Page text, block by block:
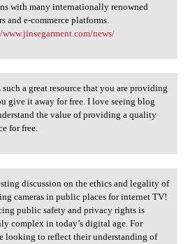
with many internationally renowned
and e-commerce platforms.
news/
a great resource
such a great resource that you are providing
give it away for free. I love seeing blog
the value of providing a quality
for free.
discussion on
discussion on the ethics and legality of
cameras in public places for internet TV!
public safety and privacy rights is
complex in today’s digital age. For
looking to reflect their understanding of